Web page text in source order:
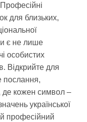
Професійні
для близьких,
є не лише
особистих
Відкрийте для
послання,
де кожен символ –
української
професійний